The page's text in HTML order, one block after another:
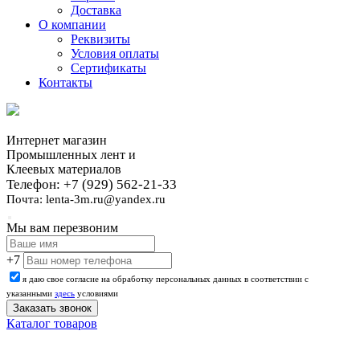
Доставка
О компании
Реквизиты
Условия оплаты
Сертификаты
Контакты
Интернет магазин
Промышленных лент и
Клеевых материалов
Телефон: +7 (929) 562-21-33
Почта: lenta-3m.ru@yandex.ru
Мы вам перезвоним
+7
я даю свое согласие на обработку персональных данных в соответствии с
указанными здесь условиями
Каталог товаров